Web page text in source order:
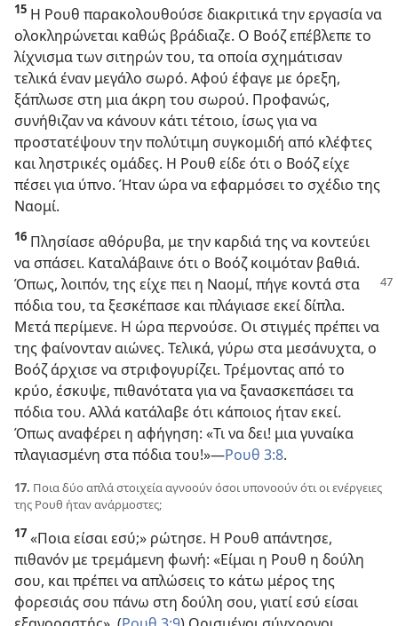
15 Η Ρουθ παρακολουθούσε διακριτικά την εργασία να
ολοκληρώνεται καθώς βράδιαζε. Ο Βοόζ επέβλεπε το
λίχνισμα των σιτηρών του, τα οποία σχημάτισαν
τελικά έναν μεγάλο σωρό. Αφού έφαγε με όρεξη,
ξάπλωσε στη μια άκρη του σωρού. Προφανώς,
συνήθιζαν να κάνουν κάτι τέτοιο, ίσως για να
προστατέψουν την πολύτιμη συγκομιδή από κλέφτες
και ληστρικές ομάδες. Η Ρουθ είδε ότι ο Βοόζ είχε
πέσει για ύπνο. Ήταν ώρα να εφαρμόσει το σχέδιο της
Ναομί.
16 Πλησίασε αθόρυβα, με την καρδιά της να κοντεύει
να σπάσει. Καταλάβαινε ότι ο Βοόζ κοιμόταν βαθιά.
Όπως, λοιπόν, της είχε πει η Ναομί, πήγε κοντά στα
πόδια του, τα ξεσκέπασε και πλάγιασε εκεί δίπλα.
Μετά περίμενε. Η ώρα περνούσε. Οι στιγμές πρέπει να
της φαίνονταν αιώνες. Τελικά, γύρω στα μεσάνυχτα, ο
Βοόζ άρχισε να στριφογυρίζει. Τρέμοντας από το
κρύο, έσκυψε, πιθανότατα για να ξανασκεπάσει τα
πόδια του. Αλλά κατάλαβε ότι κάποιος ήταν εκεί.
Όπως αναφέρει η αφήγηση: «Τι να δει! μια γυναίκα
πλαγιασμένη στα πόδια του!»​—Ρουθ 3:8.
17. Ποια δύο απλά στοιχεία αγνοούν όσοι υπονοούν ότι οι ενέργειες
της Ρουθ ήταν ανάρμοστες;
17 «Ποια είσαι εσύ;» ρώτησε. Η Ρουθ απάντησε,
πιθανόν με τρεμάμενη φωνή: «Είμαι η Ρουθ η δούλη
σου, και πρέπει να απλώσεις το κάτω μέρος της
φορεσιάς σου πάνω στη δούλη σου, γιατί εσύ είσαι